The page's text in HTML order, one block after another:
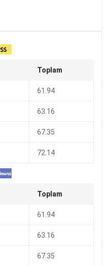
Toplam
61.94
63.16
67.35
72.14
Toplam
61.94
63.16
67.35